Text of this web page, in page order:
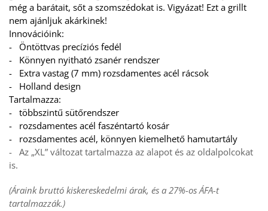
még a barátait, sőt a szomszédokat is. Vigyázat! Ezt a grillt
nem ajánljuk akárkinek!
Innovációink:
-   Öntöttvas precíziós fedél
-   Könnyen nyitható zsanér rendszer
-   Extra vastag (7 mm) rozsdamentes acél rácsok
-   Holland design
Tartalmazza:
-   többszintű sütőrendszer
-   rozsdamentes acél faszéntartó kosár
-   rozsdamentes acél, könnyen kiemelhető hamutartály
-   Az „XL” változat tartalmazza az alapot és az oldalpolcokat
is.
(Áraink bruttó kiskereskedelmi árak, és a 27%-os ÁFA-t
tartalmazzák.)